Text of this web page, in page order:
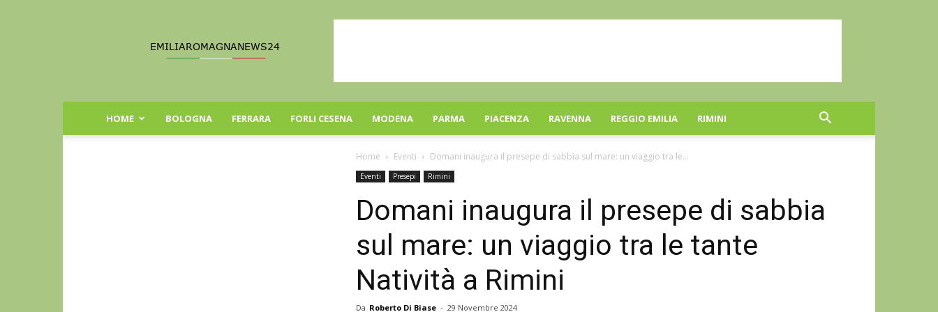
Romagna
HOME BOLOGNA FERRARA FORLI CESENA MODENA PARMA PIACENZA RAVENNA REGGIO EMILIA RIMINI
Home Eventi Domani inaugura il presepe di sabbia sul mare: un viaggio tra le...
Eventi Presepi Rimini
Domani inaugura il presepe di sabbia
sul mare: un viaggio tra le tante
Natività a Rimini
Da Roberto Di Biase - 29 Novembre 2024